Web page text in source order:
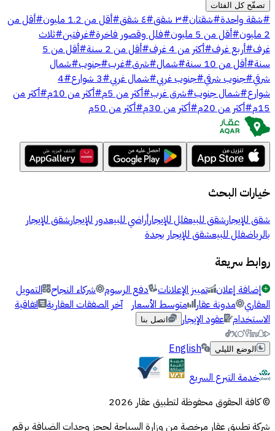
تصفّح كل الفئات
#شقة واحدة#شقتان#٣ شقق #٤ شقق #أقل من 1.2 مليون #أقل من
2 مليون
#أقل من 5 مليون #فلل وقصور فاخرة#غرفتين#ثلاث
غرف#أربع غرف#أكثر من 4 غرف #أقل من 2 سنة #
أقل من 5
سنة#أقل من 10 سنة #شمال#شرق#غرب#جنوب#شمال
شرقي#جنوب شرقي#جنوب غربي#شمال غربي#3 شوارع #
4
شوارع#شمال جنوب#شرق غرب#أكثر من 5م #أكثر من 10م #أكثر من
15م #أكثر من 20م #أكثر من 30م #أكثر من 50م
خيارات البحث
شقق للإيجارشقق للبيعفلل للإيجارأراضي للبيعدور للإيجارشقق للإيجار
بالرياضفلل للبيعشقق للإيجار بجدة
روابط سريعة
إضافة إعلان تمييز الإعلانات دفع الرسوم شركاء النجاح التمويل
العقاري مدونة عقار متوسط الأسعار آخر الصفقات العقارية اتفاقية
الاستخدام عقود الإيجار اتصل بنا
الوضع الليلي
English
خدمة التبرع السريع
© كافة الحقوق محفوظة لتطبيق عقار 2026
شركة تطبيق عقار مرخصة من وزارة السياحة لحجز وحدات الضيافة برقم